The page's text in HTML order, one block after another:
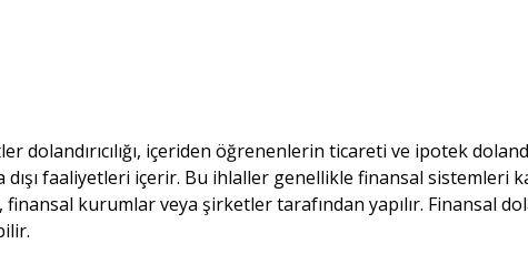
dolandırıcılığı, içeriden öğrenenlerin ticareti ve ipotek
dışı faaliyetleri içerir. Bu ihlaller genellikle finansal sistemleri
kurumlar veya şirketler tarafından yapılır. Finansal